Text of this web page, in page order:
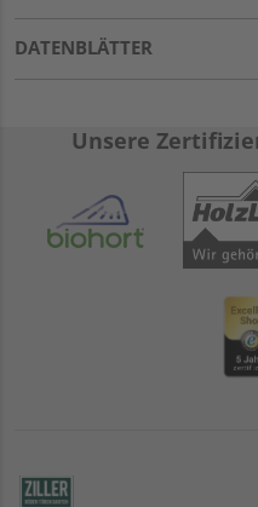
DATENBLÄTTER
Unsere